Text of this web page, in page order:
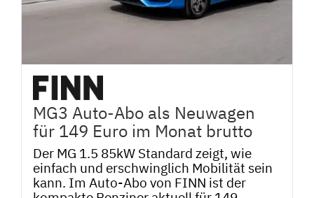
MG3 Auto-Abo als Neuwagen
für 149 Euro im Monat brutto
Der MG 1.5 85kW Standard zeigt, wie
einfach und erschwinglich Mobilität sein
kann. Im Auto-Abo von FINN ist der